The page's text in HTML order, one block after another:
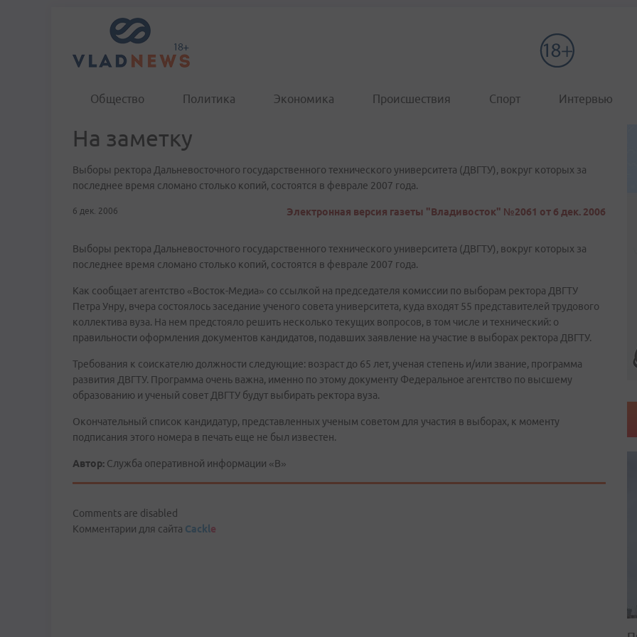
Общество Политика Экономика Происшествия Спорт Интервью
На заметку
Выборы ректора Дальневосточного государственного технического университета (ДВГТУ), вокруг которых за
последнее время сломано столько копий, состоятся в феврале 2007 года.
6 дек. 2006 Электронная версия газеты "Владивосток" №2061 от 6 дек. 2006
Выборы ректора Дальневосточного государственного технического университета (ДВГТУ), вокруг которых за
последнее время сломано столько копий, состоятся в феврале 2007 года.
Как сообщает агентство «Восток-Медиа» со ссылкой на председателя комиссии по выборам ректора ДВГТУ
Петра Унру, вчера состоялось заседание ученого совета университета, куда входят 55 представителей трудового
коллектива вуза. На нем предстояло решить несколько текущих вопросов, в том числе и технический: о
правильности оформления документов кандидатов, подавших заявление на участие в выборах ректора ДВГТУ.
Требования к соискателю должности следующие: возраст до 65 лет, ученая степень и/или звание, программа
развития ДВГТУ. Программа очень важна, именно по этому документу Федеральное агентство по высшему
образованию и ученый совет ДВГТУ будут выбирать ректора вуза.
Окончательный список кандидатур, представленных ученым советом для участия в выборах, к моменту
подписания этого номера в печать еще не был известен.
Автор: Служба оперативной информации «В»
Comments are disabled
Комментарии для сайта Cackle